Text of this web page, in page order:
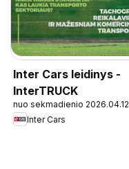
Inter Cars leidinys -
InterTRUCK
nuo sekmadienio 2026.04.12
Inter Cars